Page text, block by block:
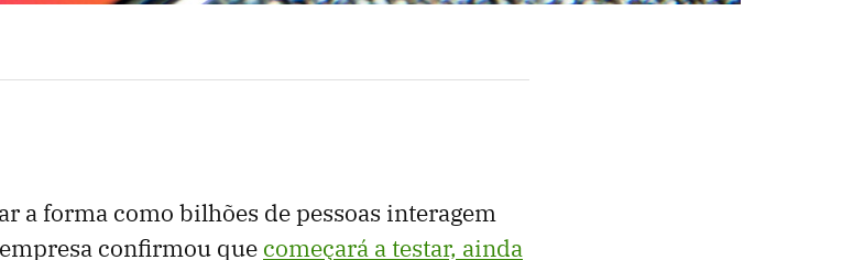
a forma como bilhões de pessoas interagem
confirmou que começará a testar, ainda